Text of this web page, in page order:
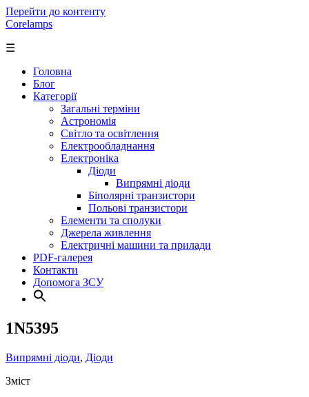
Перейти до контенту
Corelamps
☰
Головна
Блог
Категорії
Загальні терміни
Астрономія
Світло та освітлення
Електрообладнання
Електроніка
Діоди
Випрямні діоди
Біполярні транзистори
Польові транзистори
Елементи та сполуки
Джерела живлення
Електричні машини та прилади
PDF-галерея
Контакти
Допомога ЗСУ
1N5395
Випрямні діоди, Діоди
Зміст